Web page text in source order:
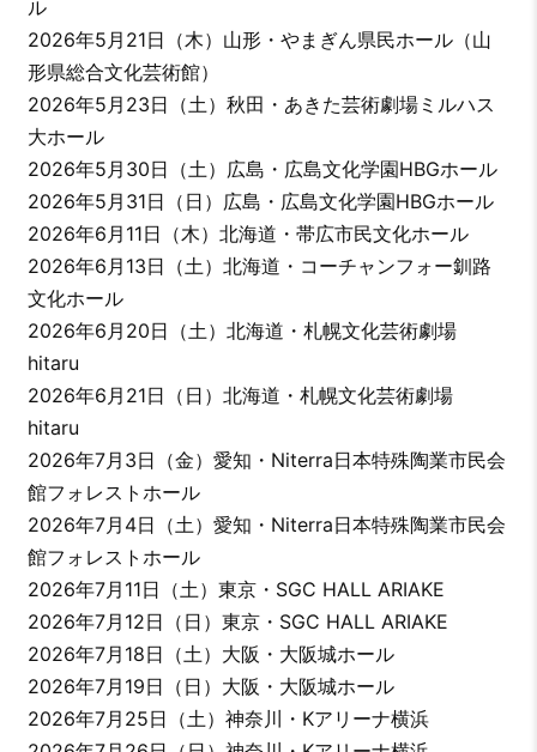
ル
2026年5月21日（木）山形・やまぎん県民ホール（山
形県総合文化芸術館）
2026年5月23日（土）秋田・あきた芸術劇場ミルハス
大ホール
2026年5月30日（土）広島・広島文化学園HBGホール
2026年5月31日（日）広島・広島文化学園HBGホール
2026年6月11日（木）北海道・帯広市民文化ホール
2026年6月13日（土）北海道・コーチャンフォー釧路
文化ホール
2026年6月20日（土）北海道・札幌文化芸術劇場
hitaru
2026年6月21日（日）北海道・札幌文化芸術劇場
hitaru
2026年7月3日（金）愛知・Niterra日本特殊陶業市民会
館フォレストホール
2026年7月4日（土）愛知・Niterra日本特殊陶業市民会
館フォレストホール
2026年7月11日（土）東京・SGC HALL ARIAKE
2026年7月12日（日）東京・SGC HALL ARIAKE
2026年7月18日（土）大阪・大阪城ホール
2026年7月19日（日）大阪・大阪城ホール
2026年7月25日（土）神奈川・Kアリーナ横浜